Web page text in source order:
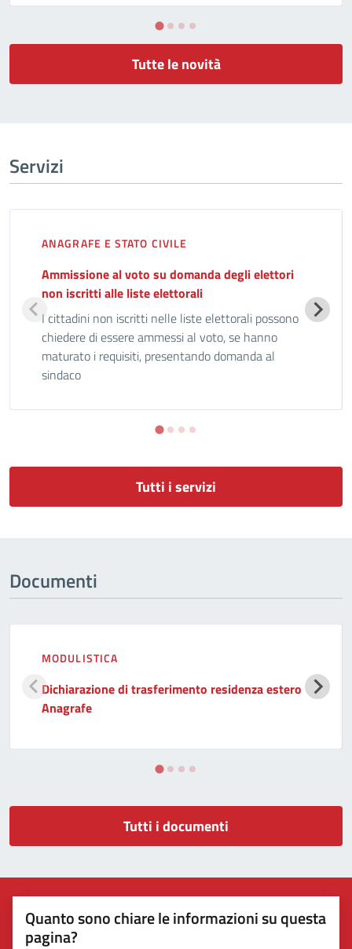
Tutte le novità
Servizi
ANAGRAFE E STATO CIVILE
Ammissione al voto su domanda degli elettori
non iscritti alle liste elettorali
I cittadini non iscritti nelle liste elettorali possono
chiedere di essere ammessi al voto, se hanno
maturato i requisiti, presentando domanda al
sindaco
Tutti i servizi
Documenti
MODULISTICA
Dichiarazione di trasferimento residenza estero
Anagrafe
Tutti i documenti
Quanto sono chiare le informazioni su questa
pagina?